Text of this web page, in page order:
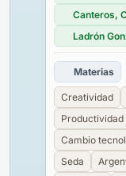
Canteros,
Ladrón
Materias
Creatividad
Productividad
Cambio
Seda